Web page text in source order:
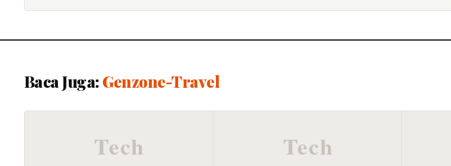
Baca Juga: Genzone-Travel